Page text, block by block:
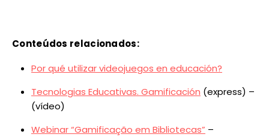
Conteúdos relacionados:
Por qué utilizar videojuegos en educación?
Tecnologias Educativas. Gamificación (express) –
(vídeo)
Webinar “Gamificação em Bibliotecas” –